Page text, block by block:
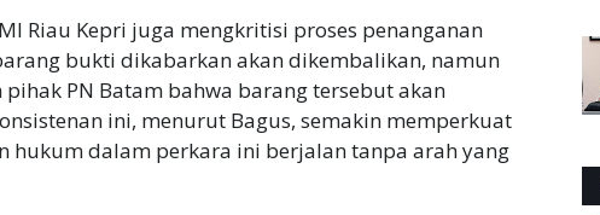
Riau Kepri juga mengkritisi proses penanganan
bukti dikabarkan akan dikembalikan, namun
PN Batam bahwa barang tersebut akan
ini, menurut Bagus, semakin memperkuat
hukum dalam perkara ini berjalan tanpa arah yang